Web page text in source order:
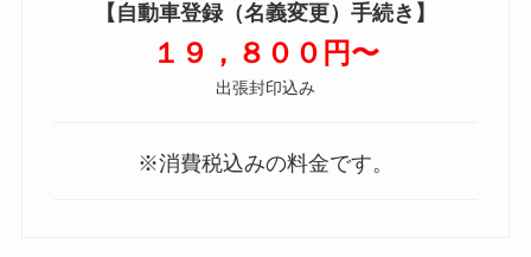
【自動車登録（名義変更）手続き】
１９，８００円〜
出張封印込み
※消費税込みの料金です。